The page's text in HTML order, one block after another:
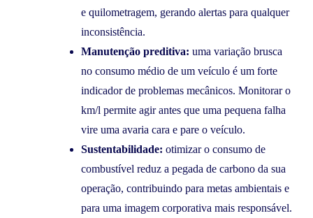
e quilometragem, gerando alertas para qualquer
inconsistência.
Manutenção preditiva: uma variação brusca
no consumo médio de um veículo é um forte
indicador de problemas mecânicos. Monitorar o
km/l permite agir antes que uma pequena falha
vire uma avaria cara e pare o veículo.
Sustentabilidade: otimizar o consumo de
combustível reduz a pegada de carbono da sua
operação, contribuindo para metas ambientais e
para uma imagem corporativa mais responsável.